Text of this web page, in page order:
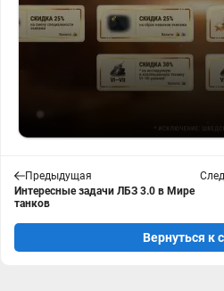
Предыдущая
Интересные задачи ЛБЗ 3.0 в Мире
танков
Вернуться к